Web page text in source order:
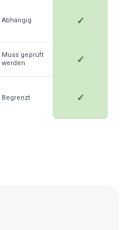
Abhängig ✓
Muss geprüft
werden
✓
Begrenzt ✓